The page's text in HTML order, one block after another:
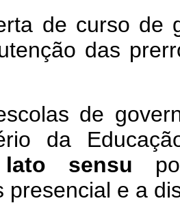
de curso de
das
de
da
lato sensu
presencial e a